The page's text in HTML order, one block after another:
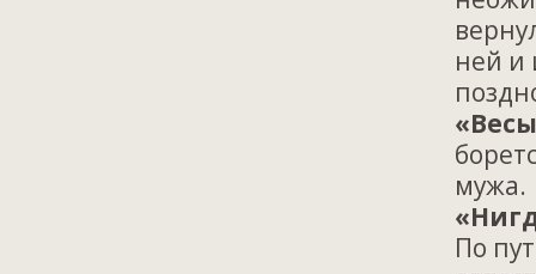
ней и
мужа.
По